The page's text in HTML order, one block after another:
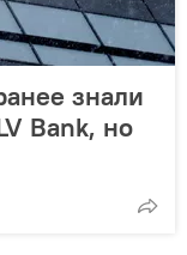
знали
Bank, но